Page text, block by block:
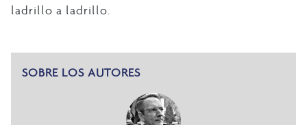
ladrillo a ladrillo.
SOBRE LOS AUTORES